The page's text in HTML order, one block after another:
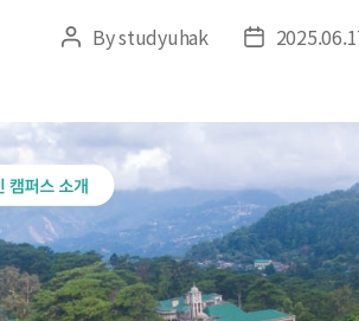
Post
Bystudyuhak
Post